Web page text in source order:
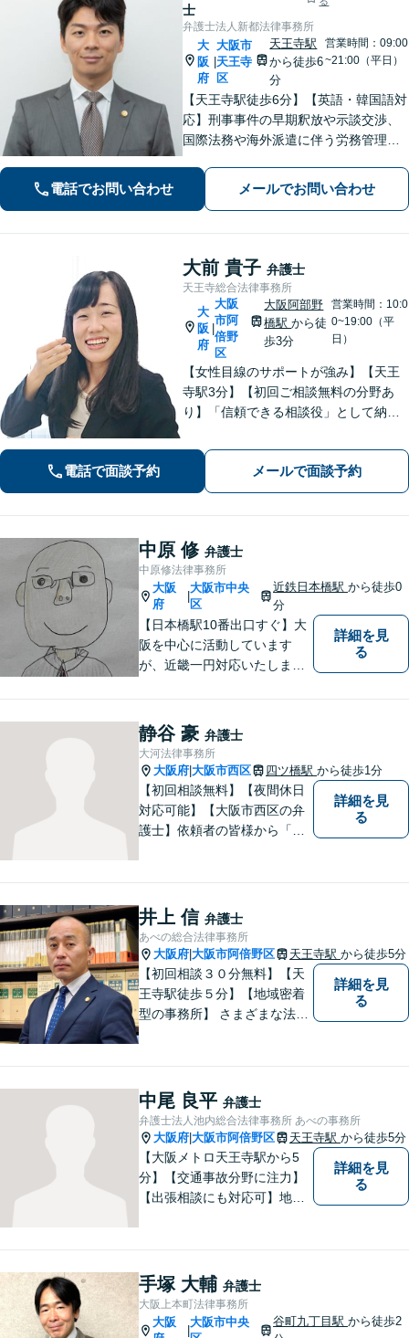
士
弁護士法人新都法律事務所
大
阪
府
大阪市
天王寺
区
天王寺駅
から徒歩6
分
営業時間：09:00
~21:00（平日）
【天王寺駅徒歩6分】【英語・韓国語対
応】刑事事件の早期釈放や示談交渉、
国際法務や海外派遣に伴う労務管理、
お任せください。法律のプロフェッシ
ョナルが、途を切り拓くお手伝いを致
電話でお問い合わせ メールでお問い合わせ
大前 貴子 弁護士
天王寺総合法律事務所
大
阪
府
大阪
市阿
倍野
区
大阪阿部野
橋駅から徒
歩3分
営業時間：10:0
0~19:00（平
日）
【女性目線のサポートが強み】【天王
寺駅3分】【初回ご相談無料の分野あ
り】「信頼できる相談役」として納得
問題】安心して相談できる環境・関係
づくりを心がけます【借金・債務整
理】経済状況に応じて適切な解決策を
ご提案します
電話で面談予約 メールで面談予約
中原 修 弁護士
中原修法律事務所
大阪
府
|
大阪市中央
区
近鉄日本橋駅から徒歩0
分
【日本橋駅10番出口すぐ】大
阪を中心に活動しています
が、近畿一円対応いたしま
婚・相続といった身の回りの
トラブルから、刑事・詐欺、
公害・行政事件まであらゆる
問題のご相談を承ります。小
さな悩み事でもお気軽にお問
合わせください。
詳細を見
る
静谷 豪 弁護士
大河法律事務所
大阪府 大阪市西区 四ツ橋駅 から徒歩1分
【初回相談無料】【夜間休日
対応可能】【大阪市西区の弁
護士】依頼者の皆様から「お
詳細を見
る
井上 信 弁護士
あべの総合法律事務所
大阪府 大阪市阿倍野区 天王寺駅 から徒歩5分
【初回相談３０分無料】【天
王寺駅徒歩５分】【地域密着
型の事務所】 さまざまな法律
相続、インターネット上のト
ラブルに注力！！
詳細を見
る
中尾 良平 弁護士
弁護士法人池内総合法律事務所 あべの事務所
大阪府 大阪市阿倍野区 天王寺駅 から徒歩5分
【大阪メトロ天王寺駅から5
分】【交通事故分野に注力】
【出張相談にも対応可】地元
幅広い法律サービスを提供い
たします。お気軽にご相談く
ださい。
詳細を見
る
手塚 大輔 弁護士
大阪上本町法律事務所
大阪
|
大阪市中央
谷町九丁目駅から徒歩2